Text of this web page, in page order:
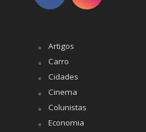
Artigos
Carro
Cidades
Cinema
Colunistas
Economia